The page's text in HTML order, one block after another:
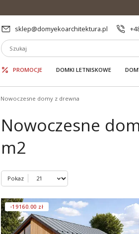
sklep@domyekoarchitektura.pl
PROMOCJE DOMKI LETNISKOWE
Nowoczesne domy z drewna
Nowoczesne
m2
Pokaz
-19160.00 zł